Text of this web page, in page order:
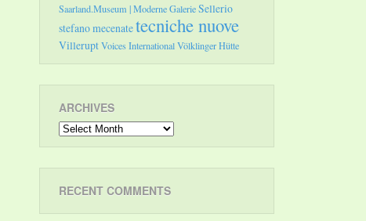
Saarland.Museum | Moderne GalerieSellerio
stefano mecenatetecniche nuove
VilleruptVoices InternationalVölklinger Hütte
ARCHIVES
Archives
RECENT COMMENTS